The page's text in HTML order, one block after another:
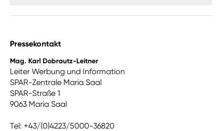
Pressekontakt
Mag. Karl Dobrautz-Leitner
Leiter Werbung und Information
SPAR-Zentrale Maria Saal
SPAR-Straße 1
9063 Maria Saal
Tel: +43/(0)4223/5000-36820